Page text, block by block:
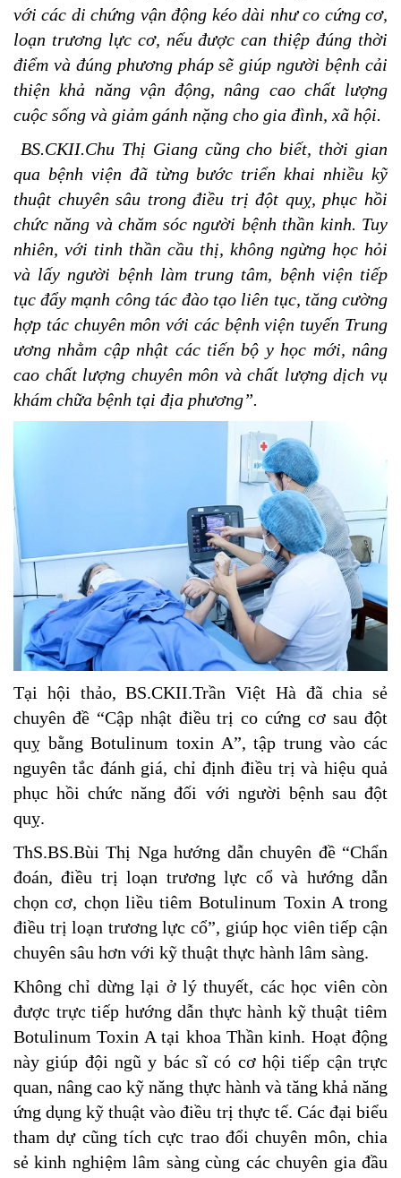
với các di chứng vận động kéo dài như co cứng cơ,
loạn trương lực cơ, nếu được can thiệp đúng thời
điểm và đúng phương pháp sẽ giúp người bệnh cải
thiện khả năng vận động, nâng cao chất lượng
cuộc sống và giảm gánh nặng cho gia đình, xã hội.
BS.CKII.Chu Thị Giang cũng cho biết, thời gian
qua bệnh viện đã từng bước triển khai nhiều kỹ
thuật chuyên sâu trong điều trị đột quỵ, phục hồi
chức năng và chăm sóc người bệnh thần kinh. Tuy
nhiên, với tinh thần cầu thị, không ngừng học hỏi
và lấy người bệnh làm trung tâm, bệnh viện tiếp
tục đẩy mạnh công tác đào tạo liên tục, tăng cường
hợp tác chuyên môn với các bệnh viện tuyến Trung
ương nhằm cập nhật các tiến bộ y học mới, nâng
cao chất lượng chuyên môn và chất lượng dịch vụ
khám chữa bệnh tại địa phương”.
Tại hội thảo, BS.CKII.Trần Việt Hà đã chia sẻ
chuyên đề “Cập nhật điều trị co cứng cơ sau đột
quỵ bằng Botulinum toxin A”, tập trung vào các
nguyên tắc đánh giá, chỉ định điều trị và hiệu quả
phục hồi chức năng đối với người bệnh sau đột
quỵ.
ThS.BS.Bùi Thị Nga hướng dẫn chuyên đề “Chẩn
đoán, điều trị loạn trương lực cổ và hướng dẫn
chọn cơ, chọn liều tiêm Botulinum Toxin A trong
điều trị loạn trương lực cổ”, giúp học viên tiếp cận
chuyên sâu hơn với kỹ thuật thực hành lâm sàng.
Không chỉ dừng lại ở lý thuyết, các học viên còn
được trực tiếp hướng dẫn thực hành kỹ thuật tiêm
Botulinum Toxin A tại khoa Thần kinh. Hoạt động
này giúp đội ngũ y bác sĩ có cơ hội tiếp cận trực
quan, nâng cao kỹ năng thực hành và tăng khả năng
ứng dụng kỹ thuật vào điều trị thực tế. Các đại biểu
tham dự cũng tích cực trao đổi chuyên môn, chia
sẻ kinh nghiệm lâm sàng cùng các chuyên gia đầu